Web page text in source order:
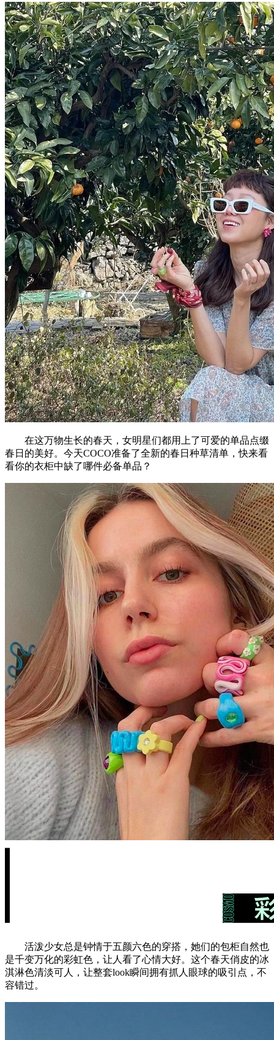
在这万物生长的春天，女明星们都用上了可爱的单品点缀
春日的美好。今天COCO准备了全新的春日种草清单，快来看
看你的衣柜中缺了哪件必备单品？
活泼少女总是钟情于五颜六色的穿搭，她们的包柜自然也
是千变万化的彩虹色，让人看了心情大好。这个春天俏皮的冰
淇淋色清淡可人，让整套look瞬间拥有抓人眼球的吸引点，不
容错过。